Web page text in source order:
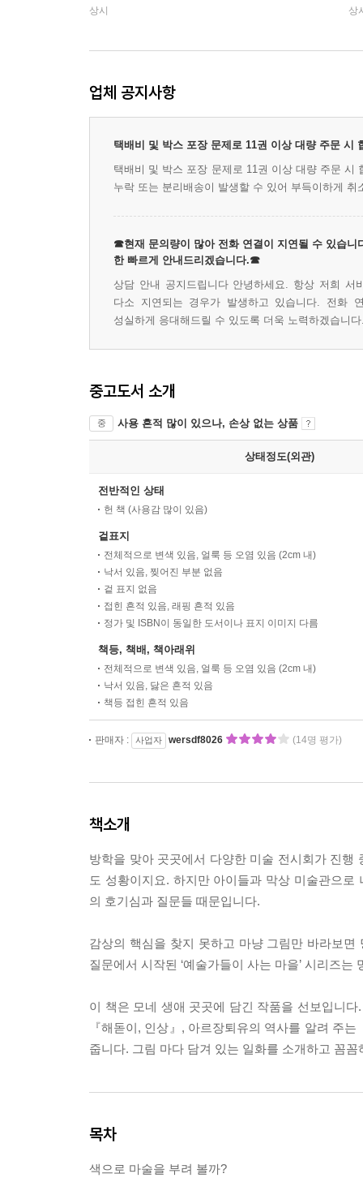
상시 상
업체 공지사항
택배비 및 박스 포장 문제로 11권 이상 대량 주문 시
택배비 및 박스 포장 문제로 11권 이상 대량 주문
누락 또는 분리배송이 발생할 수 있어 부득이하게 취
☎현재 문의량이 많아 전화 연결이 지연될 수 있습니
한 빠르게 안내드리겠습니다.☎
상담 안내 공지드립니다 안녕하세요. 항상 저희 서
다소 지연되는 경우가 발생하고 있습니다. 전화
성실하게 응대해드릴 수 있도록 더욱 노력하겠습니
중고도서 소개
중 사용 흔적 많이 있으나, 손상 없는 상품
상태정도(외관)
전반적인 상태
헌 책 (사용감 많이 있음)
겉표지
전체적으로 변색 있음, 얼룩 등 오염 있음 (2cm 내)
낙서 있음, 찢어진 부분 없음
겉 표지 없음
접힌 흔적 있음, 래핑 흔적 있음
정가 및 ISBN이 동일한 도서이나 표지 이미지 다름
책등, 책배, 책아래위
전체적으로 변색 있음, 얼룩 등 오염 있음 (2cm 내)
낙서 있음, 닳은 흔적 있음
책등 접힌 흔적 있음
판매자 : 사업자 wersdf8026 (14명 평가)
책소개
방학을 맞아 곳곳에서 다양한 미술 전시회가 진
도 성황이지요. 하지만 아이들과 막상 미술관으
의 호기심과 질문들 때문입니다.
감상의 핵심을 찾지 못하고 마냥 그림만 바라보
질문에서 시작된 ‘예술가들이 사는 마을’ 시리즈
이 책은 모네 생애 곳곳에 담긴 작품을 선보입니
『해돋이, 인상』, 아르장퇴유의 역사를 알려 주
줍니다. 그림 마다 담겨 있는 일화를 소개하고 꼼
목차
색으로 마술을 부려 볼까?